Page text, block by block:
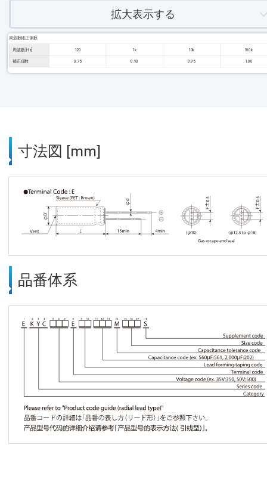
拡大表示する
周波数補正係数
周波数 [Hz] 120 1k 10k 100k
補正係数 0.75 0.90 0.95 1.00
寸法図 [mm]
品番体系